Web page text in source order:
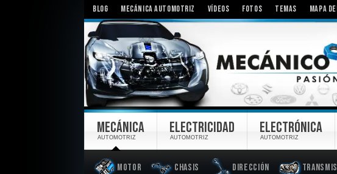
BLOG MECÁNICA AUTOMOTRIZ VÍDEOS FOTOS TEMAS MAPA
MECÁNICA
AUTOMOTRIZ
Motor Chasis Dirección
ELECTRICIDAD
AUTOMOTRIZ
ELECTRÓNICA
AUTOMOTRIZ